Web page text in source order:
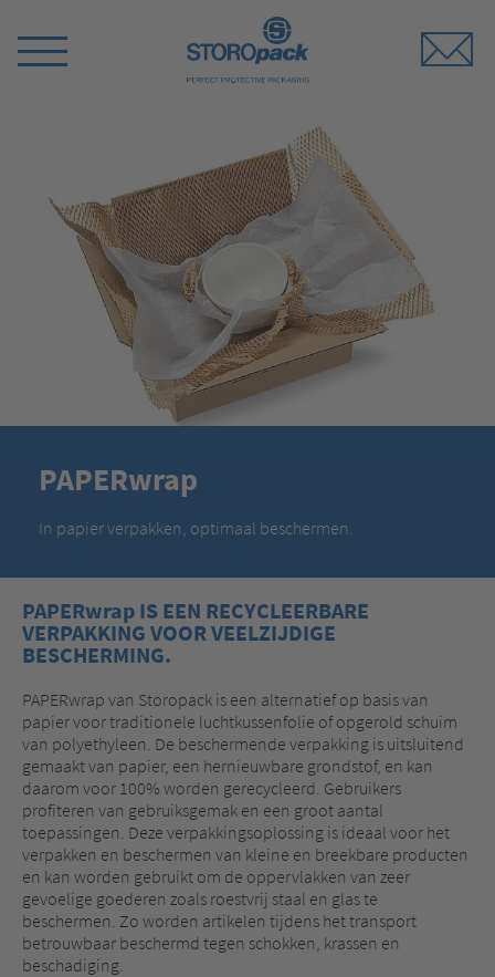
Switch
PAPERwrap
In papier verpakken, optimaal beschermen.
PAPERwrap IS EEN RECYCLEERBARE
VERPAKKING VOOR VEELZIJDIGE
BESCHERMING.
PAPERwrap van Storopack is een alternatief op basis van
papier voor traditionele luchtkussenfolie of opgerold schuim
van polyethyleen. De beschermende verpakking is uitsluitend
gemaakt van papier, een hernieuwbare grondstof, en kan
daarom voor 100% worden gerecycleerd. Gebruikers
profiteren van gebruiksgemak en een groot aantal
toepassingen. Deze verpakkingsoplossing is ideaal voor het
verpakken en beschermen van kleine en breekbare producten
en kan worden gebruikt om de oppervlakken van zeer
gevoelige goederen zoals roestvrij staal en glas te
beschermen. Zo worden artikelen tijdens het transport
betrouwbaar beschermd tegen schokken, krassen en
beschadiging.